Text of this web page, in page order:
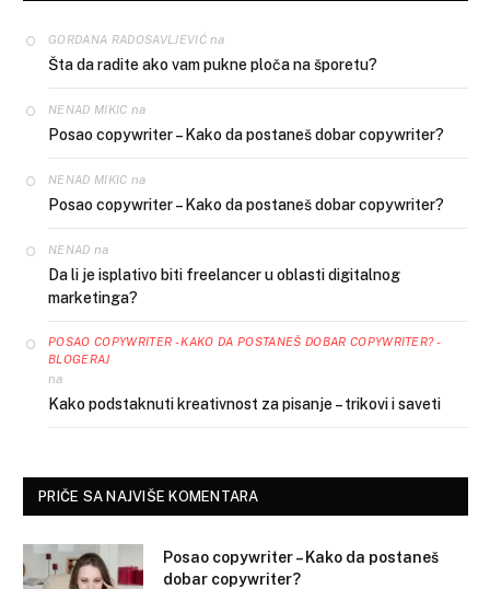
GORDANA RADOSAVLJEVIĆna
Šta da radite ako vam pukne ploča na šporetu?
NENAD MIKIC na
Posao copywriter – Kako da postaneš dobar copywriter?
NENAD MIKIC na
Posao copywriter – Kako da postaneš dobar copywriter?
NENAD na
Da li je isplativo biti freelancer u oblasti digitalnog
marketinga?
POSAO COPYWRITER - KAKO DA POSTANEŠ DOBAR COPYWRITER? -
BLOGERAJ
na
Kako podstaknuti kreativnost za pisanje – trikovi i saveti
PRIČE SA NAJVIŠE KOMENTARA
Posao copywriter – Kako da postaneš
dobar copywriter?